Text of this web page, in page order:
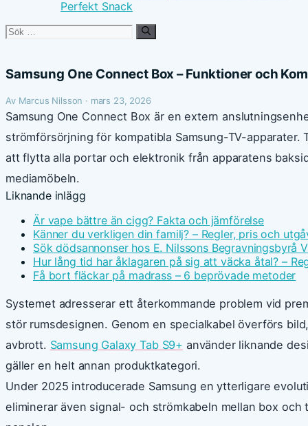
Perfekt Snack
Sök
Samsung One Connect Box – Funktioner och
Av Marcus Nilsson · mars 23, 2026
Samsung One Connect Box är en extern
strömförsörjning för kompatibla Samsung-TV-
att flytta alla portar och elektronik från apparatens
mediamöbeln.
Liknande inlägg
Är vape bättre än cigg? Fakta och jämförelse
Känner du verkligen din familj? – Regler, pris och
Sök dödsannonser hos E. Nilssons Begravningsbyrå
Hur lång tid har åklagaren på sig att väcka åtal? –
Få bort fläckar på madrass – 6 beprövade metoder
Systemet adresserar ett återkommande problem vid
stör rumsdesignen. Genom en specialkabel överförs
avbrott. Samsung Galaxy Tab S9+ använder liknande
gäller en helt annan produktkategori.
Under 2025 introducerade Samsung en ytterligare
eliminerar även signal- och strömkabeln mellan box